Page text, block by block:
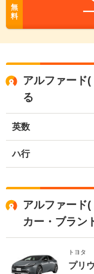
無
料
アルファード
る
英数
ハ行
アルファード
カー・ブラン
トヨタ
プリ